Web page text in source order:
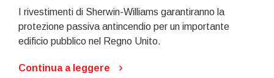
I rivestimenti di Sherwin-Williams garantiranno la
protezione passiva antincendio per un importante
edificio pubblico nel Regno Unito.
Continua a leggere